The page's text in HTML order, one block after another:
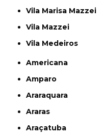
Vila Marisa Mazzei
Vila Mazzei
Vila Medeiros
Americana
Amparo
Araraquara
Araras
Araçatuba